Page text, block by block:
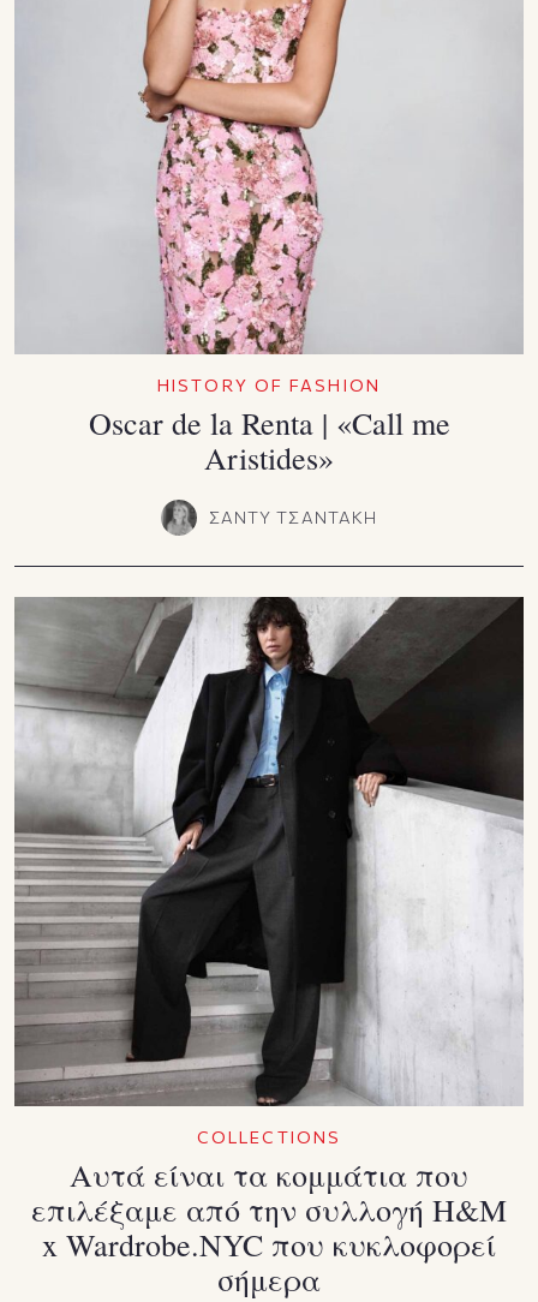
HISTORY OF FASHION
Oscar de la Renta | «Call me
Aristides»
ΣΑΝΤΥ ΤΣΑΝΤΑΚΗ
COLLECTIONS
Αυτά είναι τα κομμάτια που
επιλέξαμε από την συλλογή H&M
x Wardrobe.NYC που κυκλοφορεί
σήμερα